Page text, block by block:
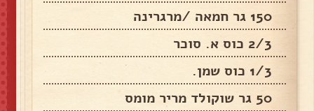
150 גר חמאה /מרגרינה
2/3 כוס א. סוכר
1/3 כוס שמן.
50 גר שוקולד מריר מומס